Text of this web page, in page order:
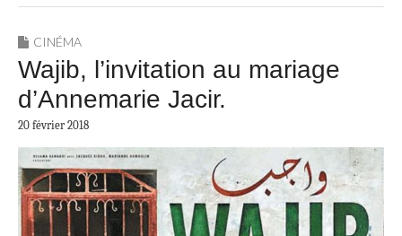
CINÉMA
Wajib, l’invitation au mariage
d’Annemarie Jacir.
20 février 2018